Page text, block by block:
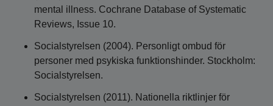
mental illness. Cochrane Database of Systematic
Reviews, Issue 10.
Socialstyrelsen (2004). Personligt ombud för
personer med psykiska funktionshinder. Stockholm:
Socialstyrelsen.
Socialstyrelsen (2011). Nationella riktlinjer för